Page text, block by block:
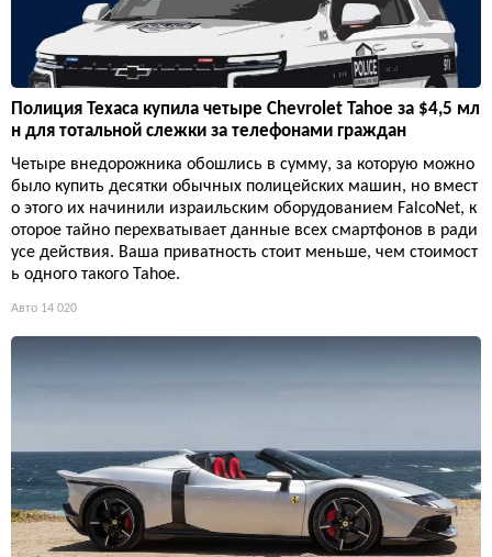
Полиция Техаса купила четыре Chevrolet Tahoe за $4,5 мл
н для тотальной слежки за телефонами граждан
Четыре внедорожника обошлись в сумму, за которую можно
было купить десятки обычных полицейских машин, но вмест
о этого их начинили израильским оборудованием FalcoNet, к
оторое тайно перехватывает данные всех смартфонов в ради
усе действия. Ваша приватность стоит меньше, чем стоимост
ь одного такого Tahoe.
Авто 14 020